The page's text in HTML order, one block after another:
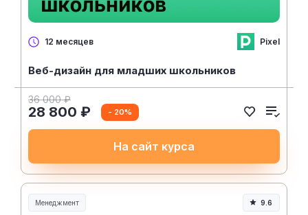
12 месяцев Pixel
Веб-дизайн для младших школьников
36 000 ₽
28 800 ₽ - 20%
На сайт курса
Менеджмент
Менеджмент и управление
9.6